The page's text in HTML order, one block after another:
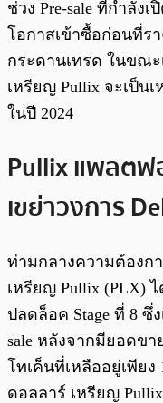
ช่วง Pre-sale ที่กำลัง
โอกาสเข้าซื้อก่อนที่ร
กระดานเทรด ในขณะ
เหรียญ Pullix จะเป็น
ในปี 2024
Pullix แพลตฟ
เขย่าวงการ
ท่ามกลางความต้องก
เหรียญ Pullix (PLX)
ปลดล็อค Stage ที่ 8 ซึ่
sale หลังจากมียอดข
โทเค็นที่เหลืออยู่เพียง
ดอลลาร์ เหรียญ